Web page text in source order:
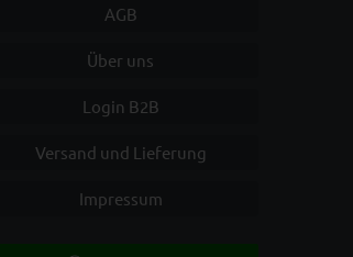
AGB
Über uns
Login B2B
Versand und Lieferung
Impressum